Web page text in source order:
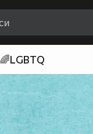
🌈LGBTQ